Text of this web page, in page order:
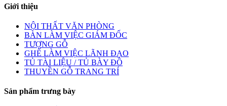
Giới thiệu
NỘI THẤT VĂN PHÒNG
BÀN LÀM VIỆC GIÁM ĐỐC
TƯỢNG GỖ
GHẾ LÀM VIỆC LÃNH ĐẠO
TỦ TÀI LIỆU / TỦ BÀY ĐỒ
THUYỀN GỖ TRANG TRÍ
Sản phẩm trưng bày